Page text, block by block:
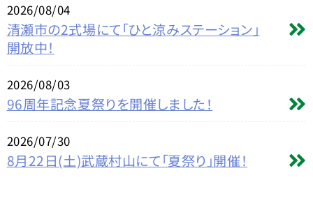
2026/08/04
清瀬市の2式場にて「ひと涼みステーション」
開放中！
2026/08/03
96周年記念夏祭りを開催しました！
2026/07/30
8月22日(土)武蔵村山にて「夏祭り」開催！